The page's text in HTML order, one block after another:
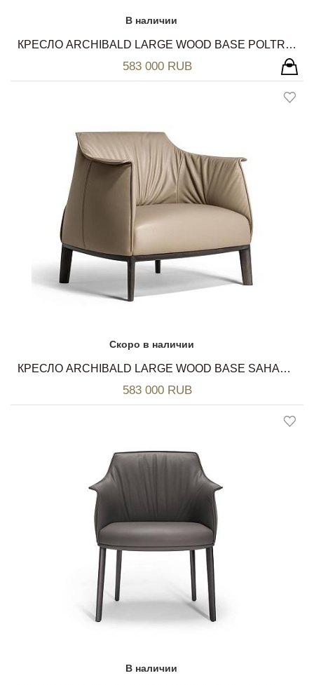
В наличии
КРЕСЛО ARCHIBALD LARGE WOOD BASE POLTRONA FRAU
583 000 RUB
Скоро в наличии
КРЕСЛО ARCHIBALD LARGE WOOD BASE SAHARA POLTRONA FRAU
583 000 RUB
В наличии